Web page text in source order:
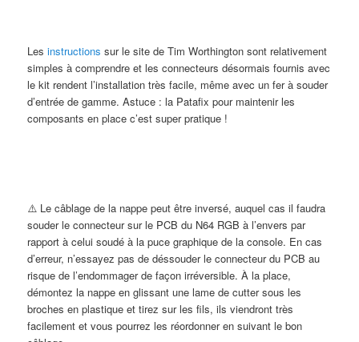
Lesinstructions sur le site de Tim Worthington sont relativement
simples à comprendre et les connecteurs désormais fournis avec
le kit rendent l’installation très facile, même avec un fer à souder
d’entrée de gamme. Astuce : la Patafix pour maintenir les
composants en place c’est super pratique !
⚠️ Le câblage de la nappe peut être inversé, auquel cas il faudra
souder le connecteur sur le PCB du N64 RGB à l’envers par
rapport à celui soudé à la puce graphique de la console. En cas
d’erreur, n’essayez pas de déssouder le connecteur du PCB au
risque de l’endommager de façon irréversible. À la place,
démontez la nappe en glissant une lame de cutter sous les
broches en plastique et tirez sur les fils, ils viendront très
facilement et vous pourrez les réordonner en suivant le bon